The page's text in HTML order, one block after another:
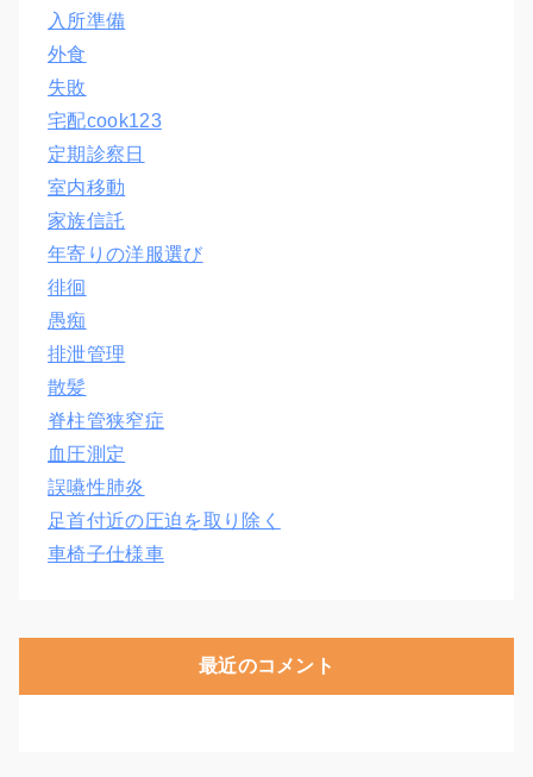
入所準備
外食
失敗
宅配cook123
定期診察日
室内移動
家族信託
年寄りの洋服選び
徘徊
愚痴
排泄管理
散髪
脊柱管狭窄症
血圧測定
誤嚥性肺炎
足首付近の圧迫を取り除く
車椅子仕様車
最近のコメント